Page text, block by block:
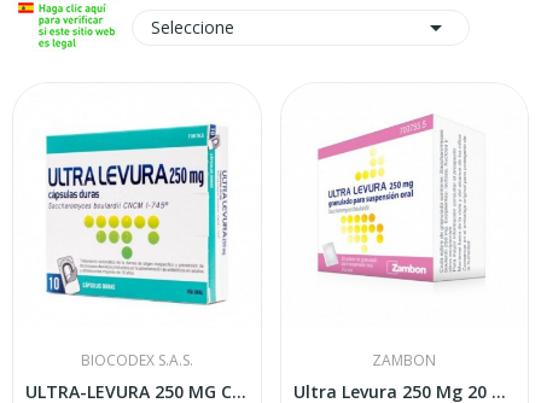
Seleccione 
BIOCODEX S.A.S.
ULTRA-LEVURA 250 MG CAPSULAS DURAS , 10 cápsulas
ZAMBON
Ultra Levura 250 Mg 20 Granulado para...